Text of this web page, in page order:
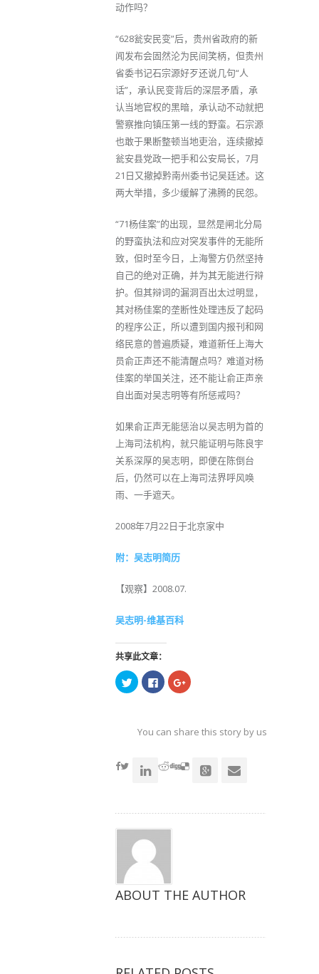
动作吗？
“628瓮安民变”后，贵州省政府的新
闻发布会固然沦为民间笑柄，但贵州
省委书记石宗源好歹还说几句“人
话”，承认民变背后的深层矛盾，承
认当地官权的黑暗，承认动不动就把
警察推向镇压第一线的野蛮。石宗源
也敢于果断整顿当地吏治，连续撤掉
瓮安县党政一把手和公安局长，7月
21日又撤掉黔南州委书记吴廷述。这
两大举措，多少缓解了沸腾的民怨。
“71杨佳案”的出现，显然是闸北分局
的野蛮执法和应对突发事件的无能所
致，但时至今日，上海警方仍然坚持
自己的绝对正确，并为其无能进行辩
护。但其辩词的漏洞百出太过明显，
其对杨佳案的垄断性处理违反了起码
的程序公正，所以遭到国内报刊和网
络民意的普遍质疑，难道新任上海大
员俞正声还不能清醒点吗？难道对杨
佳案的举国关注，还不能让俞正声亲
自出面对吴志明等有所惩戒吗？
如果俞正声无能惩治以吴志明为首的
上海司法机构，就只能证明与陈良宇
关系深厚的吴志明，即便在陈倒台
后，仍然可以在上海司法界呼风唤
雨、一手遮天。
2008年7月22日于北京家中
附：吴志明简历
【观察】2008.07.
吴志明-维基百科
共享此文章：
点
击
共
享
窗
口
点
击
共
享
窗
口
点
击
共
享
窗
口
You can share this story by using your
ABOUT THE AUTHOR